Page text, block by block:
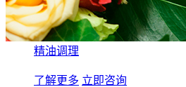
精油调理
了解更多 立即咨询